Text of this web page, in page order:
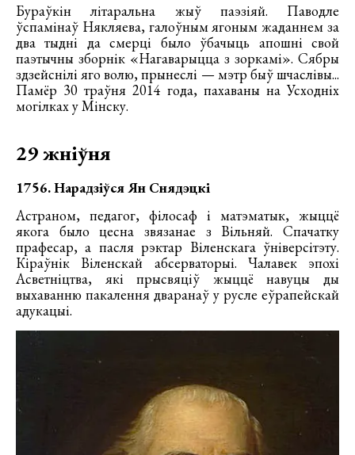
Бураўкін літаральна жыў паэзіяй. Паводле
ўспамінаў Някляева, галоўным ягоным жаданнем за
два тыдні да смерці было ўбачыць апошні свой
паэтычны зборнік «Нагаварыцца з зоркамі». Сябры
здзейснілі яго волю, прынеслі — мэтр быў шчаслівы...
Памёр 30 траўня 2014 года, пахаваны на Усходніх
могілках у Мінску.
29 жніўня
1756. Нарадзіўся Ян Снядэцкі
Астраном, педагог, філосаф і матэматык, жыццё
якога было цесна звязанае з Вільняй. Спачатку
прафесар, а пасля рэктар Віленскага ўніверсітэту.
Кіраўнік Віленскай абсерваторыі. Чалавек эпохі
Асветніцтва, які прысвяціў жыццё навуцы ды
выхаванню пакалення дваранаў у русле еўрапейскай
адукацыі.